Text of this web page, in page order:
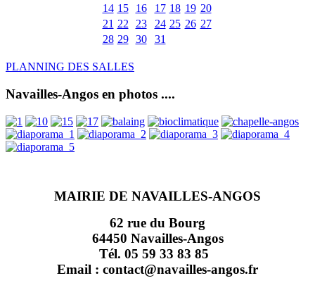
14 15 16 17 18 19 20
21 22 23 24 25 26 27
28 29 30 31
PLANNING DES SALLES
Navailles-Angos en photos ....
MAIRIE DE NAVAILLES-ANGOS
62 rue du Bourg
64450 Navailles-Angos
Tél. 05 59 33 83 85
Email : contact@navailles-angos.fr